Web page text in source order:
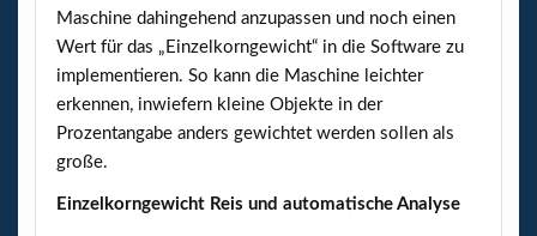
Maschine dahingehend anzupassen und noch einen
Wert für das „Einzelkorngewicht“ in die Software zu
implementieren. So kann die Maschine leichter
erkennen, inwiefern kleine Objekte in der
Prozentangabe anders gewichtet werden sollen als
große.
Einzelkorngewicht Reis und automatische Analyse